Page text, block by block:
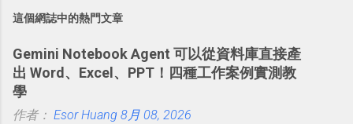
這個網誌中的熱門文章
Gemini Notebook Agent 可以從資料庫直接產
出 Word、Excel、PPT！四種工作案例實測教
學
作者： Esor Huang 8月 08, 2026